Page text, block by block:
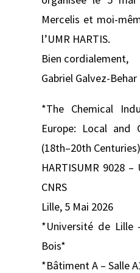
Mercelis et moi-
l’UMR HARTIS.
Bien cordialement,
Gabriel Galvez-Behar
*The Chemical
Europe: Local and
(18th–20th
HARTISUMR 9028
CNRS
Lille, 5 Mai 2026
*Université de Lille
Bois*
*Bâtiment A – Salle